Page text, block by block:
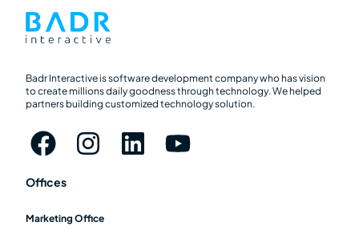
Badr Interactive is software development company who has vision
to create millions daily goodness through technology. We helped
partners building customized technology solution.
Offices
Marketing Office